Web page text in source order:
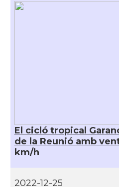
El cicló tropical
de la Reunió amb
km/h
2022-12-25